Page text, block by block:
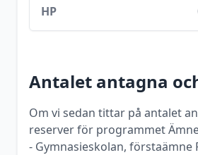
HP
Antalet antagna
Om vi sedan tittar på antalet
reserver för programmet
- Gymnasieskolan, förstaämne